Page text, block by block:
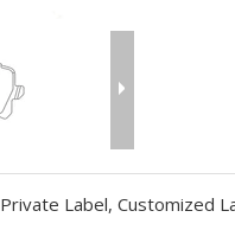
Private Label, Customized